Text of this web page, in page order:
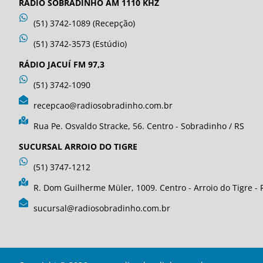
RÁDIO SOBRADINHO AM 1110 KHZ
(51) 3742-1089 (Recepção)
(51) 3742-3573 (Estúdio)
RÁDIO JACUÍ FM 97,3
(51) 3742-1090
recepcao@radiosobradinho.com.br
Rua Pe. Osvaldo Stracke, 56. Centro - Sobradinho / RS
SUCURSAL ARROIO DO TIGRE
(51) 3747-1212
R. Dom Guilherme Müler, 1009. Centro - Arroio do Tigre -
sucursal@radiosobradinho.com.br